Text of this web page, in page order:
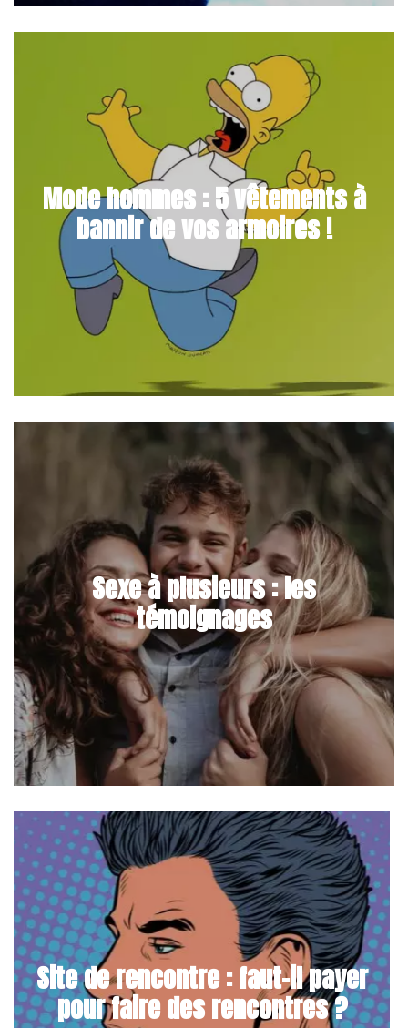
Mode hommes : 5 vêtements à
bannir de vos armoires !
Sexe à plusieurs : les
témoignages
Site de rencontre : faut-il payer
pour faire des rencontres ?